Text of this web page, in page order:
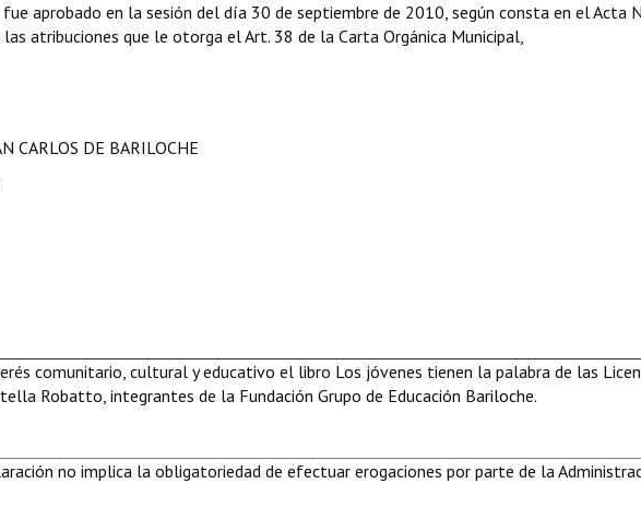
aprobado en la sesión del día 30 de septiembre de 2010, según consta en el Acta
atribuciones que le otorga el Art. 38 de la Carta Orgánica Municipal,
CARLOS DE BARILOCHE
comunitario, cultural y educativo el libro Los jóvenes tienen la palabra de las
Robatto, integrantes de la Fundación Grupo de Educación Bariloche.
no implica la obligatoriedad de efectuar erogaciones por parte de la